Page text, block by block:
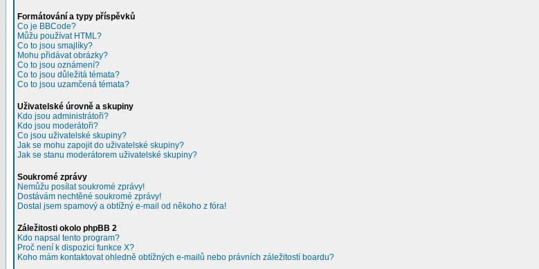
Formátování a typy příspěvků
Co je BBCode?
Můžu používat HTML?
Co to jsou smajlíky?
Mohu přidávat obrázky?
Co to jsou oznámení?
Co to jsou důležitá témata?
Co to jsou uzamčená témata?
Uživatelské úrovně a skupiny
Kdo jsou administrátoři?
Kdo jsou moderátoři?
Co jsou uživatelské skupiny?
Jak se mohu zapojit do uživatelské skupiny?
Jak se stanu moderátorem uživatelské skupiny?
Soukromé zprávy
Nemůžu posílat soukromé zprávy!
Dostávám nechtěné soukromé zprávy!
Dostal jsem spamový a obtížný e-mail od někoho z fóra!
Záležitosti okolo phpBB 2
Kdo napsal tento program?
Proč není k dispozici funkce X?
Koho mám kontaktovat ohledně obtížných e-mailů nebo právních záležitostí boardu?